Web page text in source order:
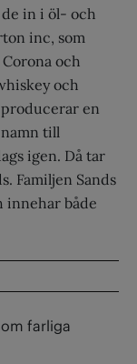
in i öl- och
inc, som
och
och
en
till
igen. Då tar
Familjen Sands
innehar både
farliga